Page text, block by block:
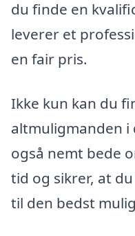
du finde en
leverer et
en fair pris.
Ikke kun kan du
altmuligmanden i
også nemt bede
tid og sikrer, at
til den bedst